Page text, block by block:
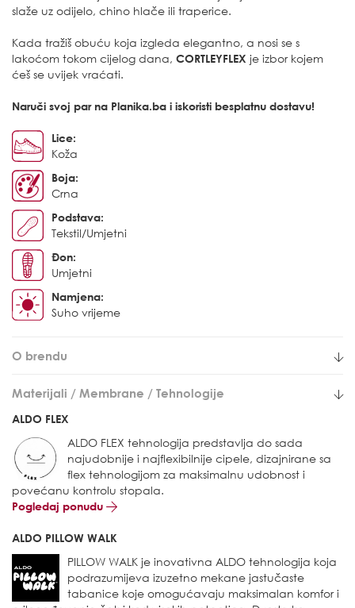
slaže uz odijelo, chino hlače ili traperice.
Kada tražiš obuću koja izgleda elegantno, a nosi se s
lakoćom tokom cijelog dana, CORTLEYFLEX je izbor kojem
ćeš se uvijek vraćati.
Naruči svoj par na Planika.ba i iskoristi besplatnu dostavu!
Lice:
Koža
Boja:
Crna
Podstava:
Tekstil/Umjetni
Đon:
Umjetni
Namjena:
Suho vrijeme
O brendu
Materijali / Membrane / Tehnologije
ALDO FLEX
ALDO FLEX tehnologija predstavlja do sada
najudobnije i najflexibilnije cipele, dizajnirane sa
flex tehnologijom za maksimalnu udobnost i
povećanu kontrolu stopala.
Pogledaj ponudu
ALDO PILLOW WALK
PILLOW WALK je inovativna ALDO tehnologija koja
podrazumijeva izuzetno mekane jastučaste
tabanice koje omogućavaju maksimalan komfor i